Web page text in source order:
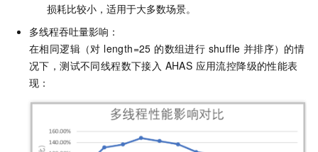
损耗比较小，适用于大多数场景。
多线程吞吐量影响：
在相同逻辑（对 length=25 的数组进行 shuffle 并排序）的情
况下，测试不同线程数下接入 AHAS 应用流控降级的性能表
现：